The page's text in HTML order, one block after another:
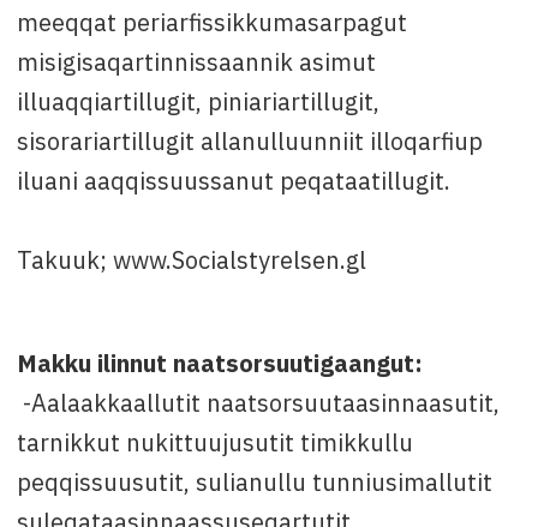
meeqqat periarfissikkumasarpagut
misigisaqartinnissaannik asimut
illuaqqiartillugit, piniariartillugit,
sisorariartillugit allanulluunniit illoqarfiup
iluani aaqqissuussanut peqataatillugit.
Takuuk; www.Socialstyrelsen.gl
Makku ilinnut naatsorsuutigaangut:
-Aalaakkaallutit naatsorsuutaasinnaasutit,
tarnikkut nukittuujusutit timikkullu
peqqissuusutit, sulianullu tunniusimallutit